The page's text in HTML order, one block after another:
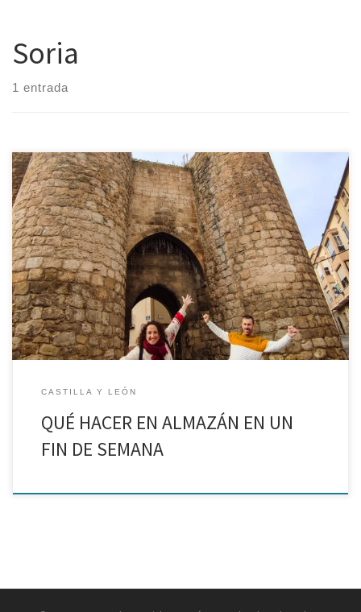
Soria
1 entrada
Cada vez que venimos a la provincia de Soria regresamos más
enamorados de ella y con un montón de nuevos lugares anotados
para volver. Esta vez pasaremos un fin de semana en uno de sus
Pueblos […]
CASTILLA Y LEÓN
QUÉ HACER EN ALMAZÁN EN UN
FIN DE SEMANA